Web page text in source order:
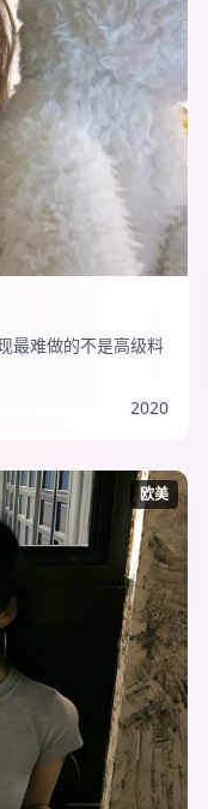
最难做的不是高级料
2020
欧美